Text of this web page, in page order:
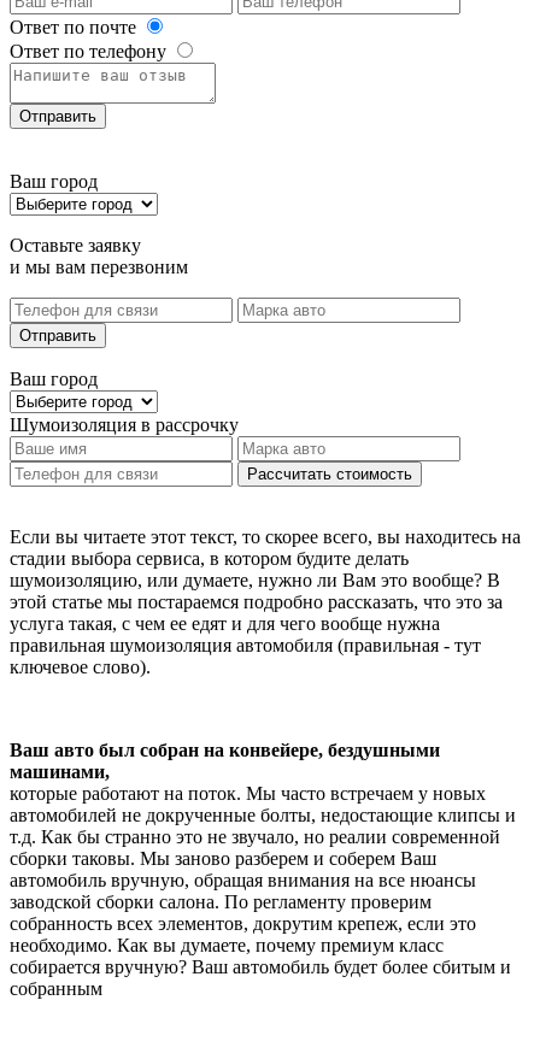
Ответ по почте
Ответ по телефону
Отправить
Ваш город
Оставьте заявку
и мы вам перезвоним
Отправить
Ваш город
Шумоизоляция в рассрочку
Рассчитать стоимость
Если вы читаете этот текст, то скорее всего, вы находитесь на
стадии выбора сервиса, в котором будите делать
шумоизоляцию, или думаете, нужно ли Вам это вообще? В
этой статье мы постараемся подробно рассказать, что это за
услуга такая, с чем ее едят и для чего вообще нужна
правильная шумоизоляция автомобиля (правильная - тут
ключевое слово).
Ваш авто был собран на конвейере, бездушными
машинами,
которые работают на поток. Мы часто встречаем у новых
автомобилей не докрученные болты, недостающие клипсы и
т.д. Как бы странно это не звучало, но реалии современной
сборки таковы. Мы заново разберем и соберем Ваш
автомобиль вручную, обращая внимания на все нюансы
заводской сборки салона. По регламенту проверим
собранность всех элементов, докрутим крепеж, если это
необходимо. Как вы думаете, почему премиум класс
собирается вручную? Ваш автомобиль будет более сбитым и
собранным